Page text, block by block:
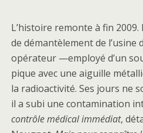
L’histoire remonte à fin
de démantèlement de l’usine
opérateur —employé d’un
pique avec une aiguille
la radioactivité. Ses jours ne
il a subi une contamination
contrôle médical immédiat,